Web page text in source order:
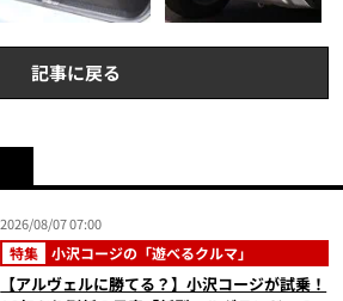
記事に戻る
2026/08/07 07:00
特集 小沢コージの「遊べるクルマ」
【アルヴェルに勝てる？】小沢コージが試乗！